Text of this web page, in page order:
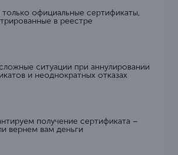
официальные сертификаты,
в реестре
ситуации при аннулировании
и неоднократных отказах
получение сертификата –
вернем вам деньги